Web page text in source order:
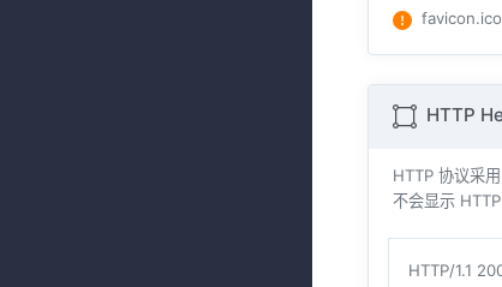
favicon.ico
HTTP
HTTP 协议采
不会显示
HTTP/1.1